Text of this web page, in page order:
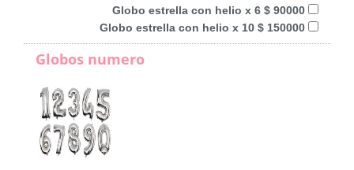
Globo estrella con helio x 6 $ 90000
Globo estrella con helio x 10 $ 150000
Globos numero